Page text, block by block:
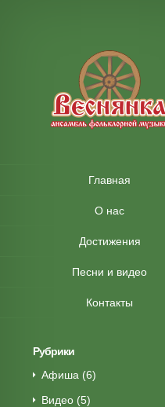
Главная
О нас
Достижения
Песни и видео
Контакты
Рубрики
Афиша (6)
Видео (5)